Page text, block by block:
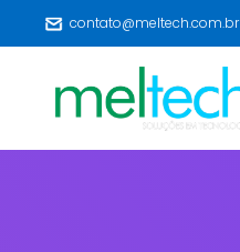
contato@meltech.com.br